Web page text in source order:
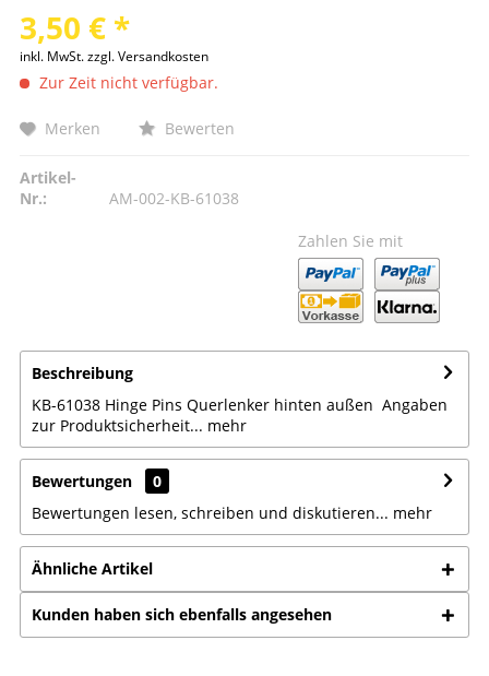
3,50 € *
inkl. MwSt.zzgl. Versandkosten
Zur Zeit nicht verfügbar.
Merken Bewerten
Artikel-
Nr.:
AM-002-KB-61038
Zahlen Sie mit
Beschreibung
KB-61038 Hinge Pins Querlenker hinten außen Angaben
zur Produktsicherheit... mehr
Bewertungen
0
Bewertungen lesen, schreiben und diskutieren... mehr
Ähnliche Artikel
Kunden haben sich ebenfalls angesehen